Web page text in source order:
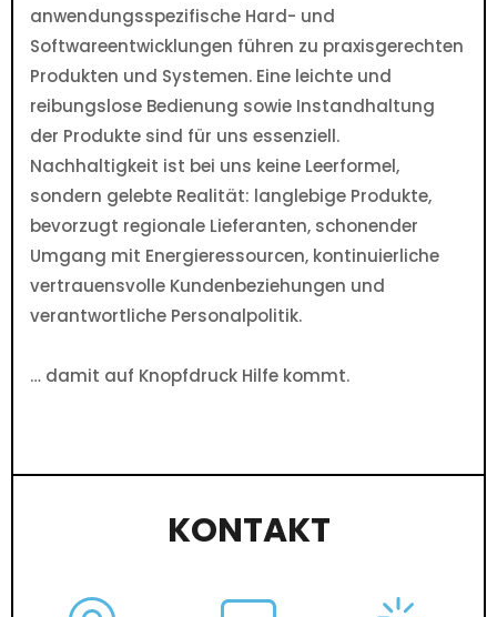
anwendungsspezifische Hard- und
Softwareentwicklungen führen zu praxisgerechten
Produkten und Systemen. Eine leichte und
reibungslose Bedienung sowie Instandhaltung
der Produkte sind für uns essenziell.
Nachhaltigkeit ist bei uns keine Leerformel,
sondern gelebte Realität: langlebige Produkte,
bevorzugt regionale Lieferanten, schonender
Umgang mit Energieressourcen, kontinuierliche
vertrauensvolle Kundenbeziehungen und
verantwortliche Personalpolitik.
… damit auf Knopfdruck Hilfe kommt.
KONTAKT